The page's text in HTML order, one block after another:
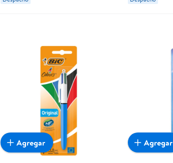
Agregar Agregar